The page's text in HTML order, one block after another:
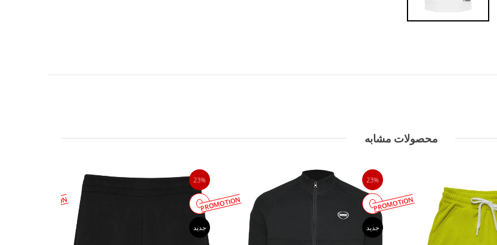
محصولات مشابه
23%
PROMOTION
جدید
23%
PROMOTION
جدید
PROMOTION